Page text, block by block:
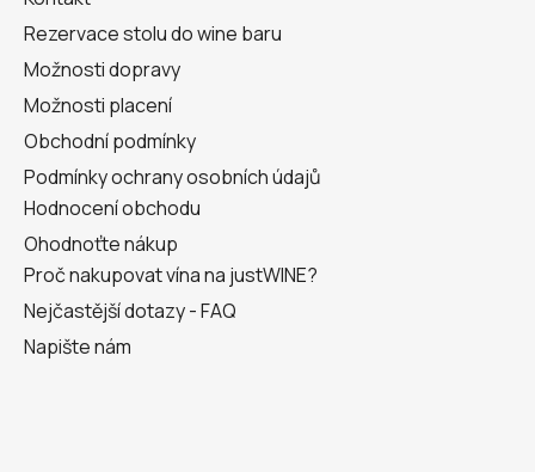
Rezervace stolu do wine baru
Možnosti dopravy
Možnosti placení
Obchodní podmínky
Podmínky ochrany osobních údajů
Hodnocení obchodu
Ohodnoťte nákup
Proč nakupovat vína na justWINE?
Nejčastější dotazy - FAQ
Napište nám